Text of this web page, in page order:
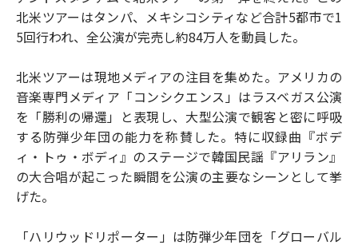
北米ツアーはタンパ、メキシコシティなど合計5都市で1
5回行われ、全公演が完売し約84万人を動員した。
北米ツアーは現地メディアの注目を集めた。アメリカの
音楽専門メディア「コンシクエンス」はラスベガス公演
を「勝利の帰還」と表現し、大型公演で観客と密に呼吸
する防弾少年団の能力を称賛した。特に収録曲『ボデ
ィ・トゥ・ボディ』のステージで韓国民謡『アリラン』
の大合唱が起こった瞬間を公演の主要なシーンとして挙
げた。
「ハリウッドリポーター」は防弾少年団を「グローバル